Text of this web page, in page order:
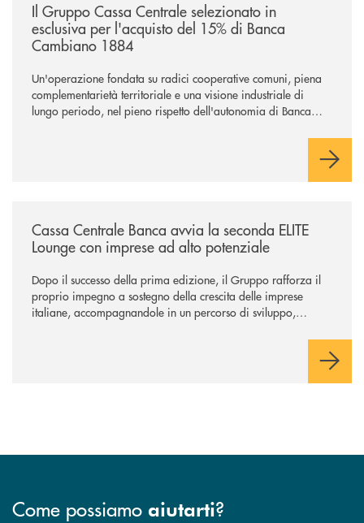
Il Gruppo Cassa Centrale selezionato in
esclusiva per l'acquisto del 15% di Banca
Cambiano 1884
Un'operazione fondata su radici cooperative comuni, piena
complementarietà territoriale e una visione industriale di
lungo periodo, nel pieno rispetto dell'autonomia di Banca
negoziazione esclusiva per la finalizzazione dell’operazione.
Cassa Centrale Banca avvia la seconda ELITE
Lounge con imprese ad alto potenziale
Dopo il successo della prima edizione, il Gruppo rafforza il
proprio impegno a sostegno della crescita delle imprese
italiane, accompagnandole in un percorso di sviluppo,
Come possiamo aiutarti?